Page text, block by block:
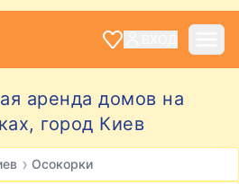
аренда домов на
город Киев
› Осокорки